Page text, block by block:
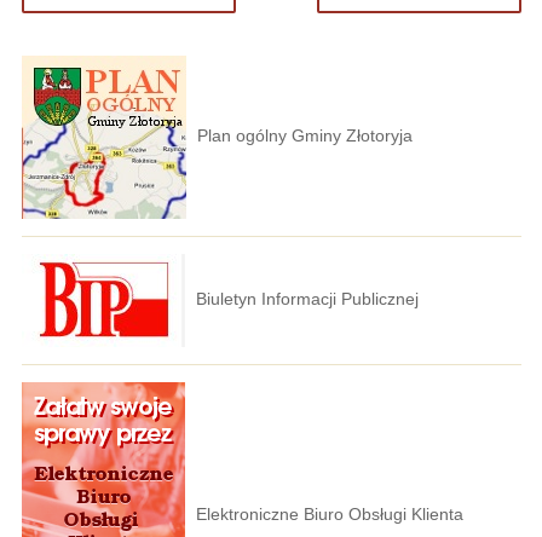
Plan ogólny Gminy Złotoryja
Biuletyn Informacji Publicznej
Elektroniczne Biuro Obsługi Klienta